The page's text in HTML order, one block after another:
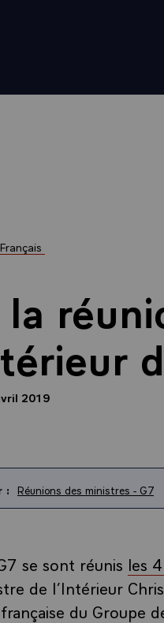
Français
2019
: Réunions des ministres - G7
se sont réunis les
de l’Intérieur
du Groupe